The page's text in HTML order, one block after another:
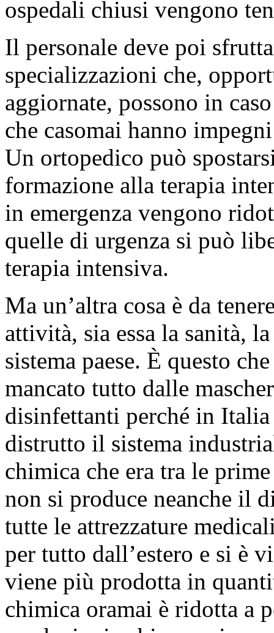
ospedali chiusi vengono
Il personale deve poi
specializzazioni che,
aggiornate, possono in
che casomai hanno
Un ortopedico può
formazione alla terapia
in emergenza vengono
quelle di urgenza si può
terapia intensiva.
Ma un’altra cosa è da
attività, sia essa la sanità,
sistema paese. È questo
mancato tutto dalle
disinfettanti perché in
distrutto il sistema
chimica che era tra le
non si produce neanche il
tutte le attrezzature
per tutto dall’estero e si è
viene più prodotta in
chimica oramai è ridotta a